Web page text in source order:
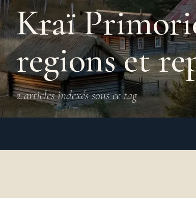
Kraï
regions et
2 articles indexés sous ce tag